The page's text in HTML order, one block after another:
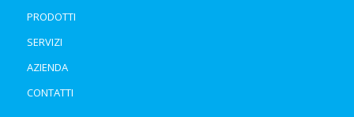
PRODOTTI
SERVIZI
AZIENDA
CONTATTI